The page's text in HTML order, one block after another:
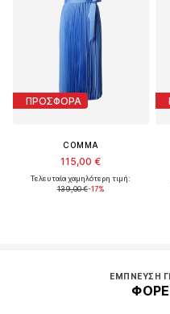
ΠΡΟΣΦΟΡΑ
COMMA
115,00 €
Τελευταία χαμηλότερη τιμή:
139,00 €-17%
ΈΜΠΝΕΥΣΗ